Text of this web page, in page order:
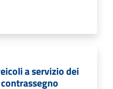
a servizio dei